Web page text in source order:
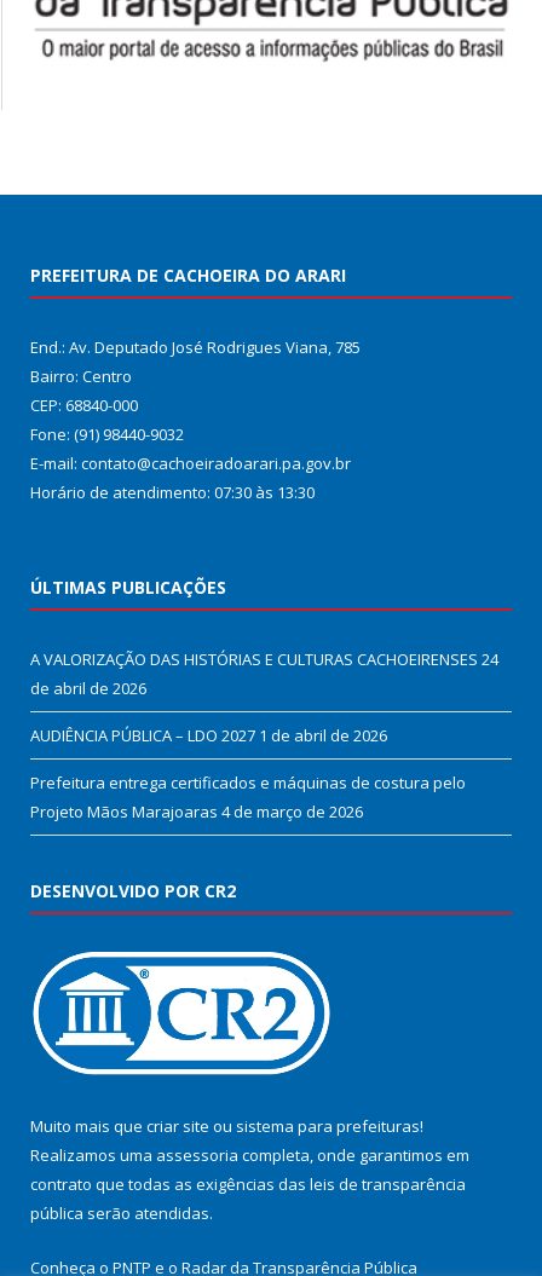
PREFEITURA DE CACHOEIRA DO ARARI
End.: Av. Deputado José Rodrigues Viana, 785
Bairro: Centro
CEP: 68840-000
Fone: (91) 98440-9032
E-mail: contato@cachoeiradoarari.pa.gov.br
Horário de atendimento: 07:30 às 13:30
ÚLTIMAS PUBLICAÇÕES
A VALORIZAÇÃO DAS HISTÓRIAS E CULTURAS CACHOEIRENSES 24
de abril de 2026
AUDIÊNCIA PÚBLICA – LDO 2027 1 de abril de 2026
Prefeitura entrega certificados e máquinas de costura pelo
Projeto Mãos Marajoaras 4 de março de 2026
DESENVOLVIDO POR CR2
Muito mais que criar site ou sistema para prefeituras!
Realizamos uma assessoria completa, onde garantimos em
contrato que todas as exigências das leis de transparência
pública serão atendidas.
Conheça o PNTP e o Radar da Transparência Pública